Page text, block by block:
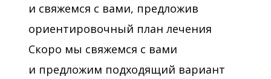
и свяжемся с вами, предложив
ориентировочный план лечения
Скоро мы свяжемся с вами
и предложим подходящий вариант